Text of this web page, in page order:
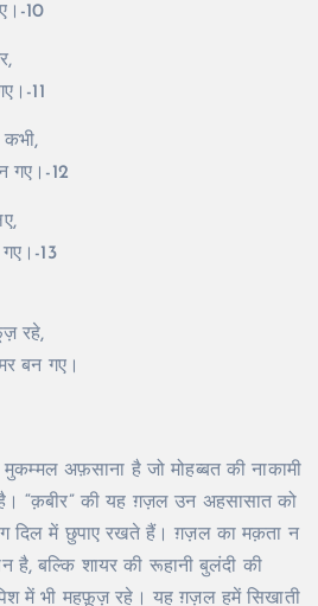
10
11
गए।-12
गए।-13
रहे,
बन गए।
अफ़साना है जो मोहब्बत की नाकामी
“क़बीर” की यह ग़ज़ल उन अहसासात को
दिल में छुपाए रखते हैं। ग़ज़ल का मक़ता न
है, बल्कि शायर की रूहानी बुलंदी की
में भी महफ़ूज़ रहे। यह ग़ज़ल हमें सिखाती